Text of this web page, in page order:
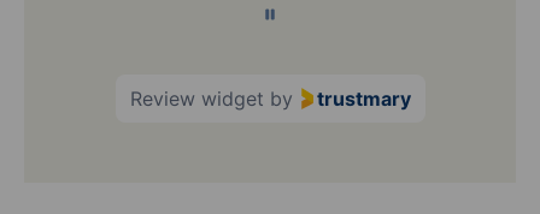
Review widget by trustmary